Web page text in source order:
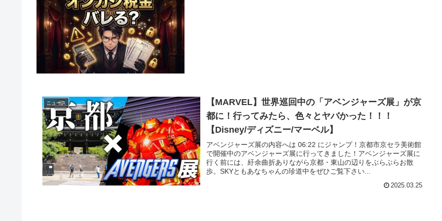
ニュース
【MARVEL】世界巡回中の「アベンジャーズ展」が京
都に！行ってみたら、色々とヤバかった！！！
【Disney/ディズニー/マーベル】
アベンジャーズ展の内容へは 06:22 にジャンプ！京都市京セラ美術館
で開催中のアベンジャーズ展に行ってきました！アベンジャーズ展に
行く前には、紆余曲折ありながら京都・東山の辺りをぶらぶらお散
歩。SKYともあなちゃんの珍道中をぜひご覧下さい...
2025.03.25